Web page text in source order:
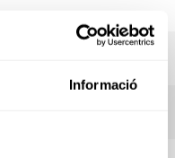
Informació